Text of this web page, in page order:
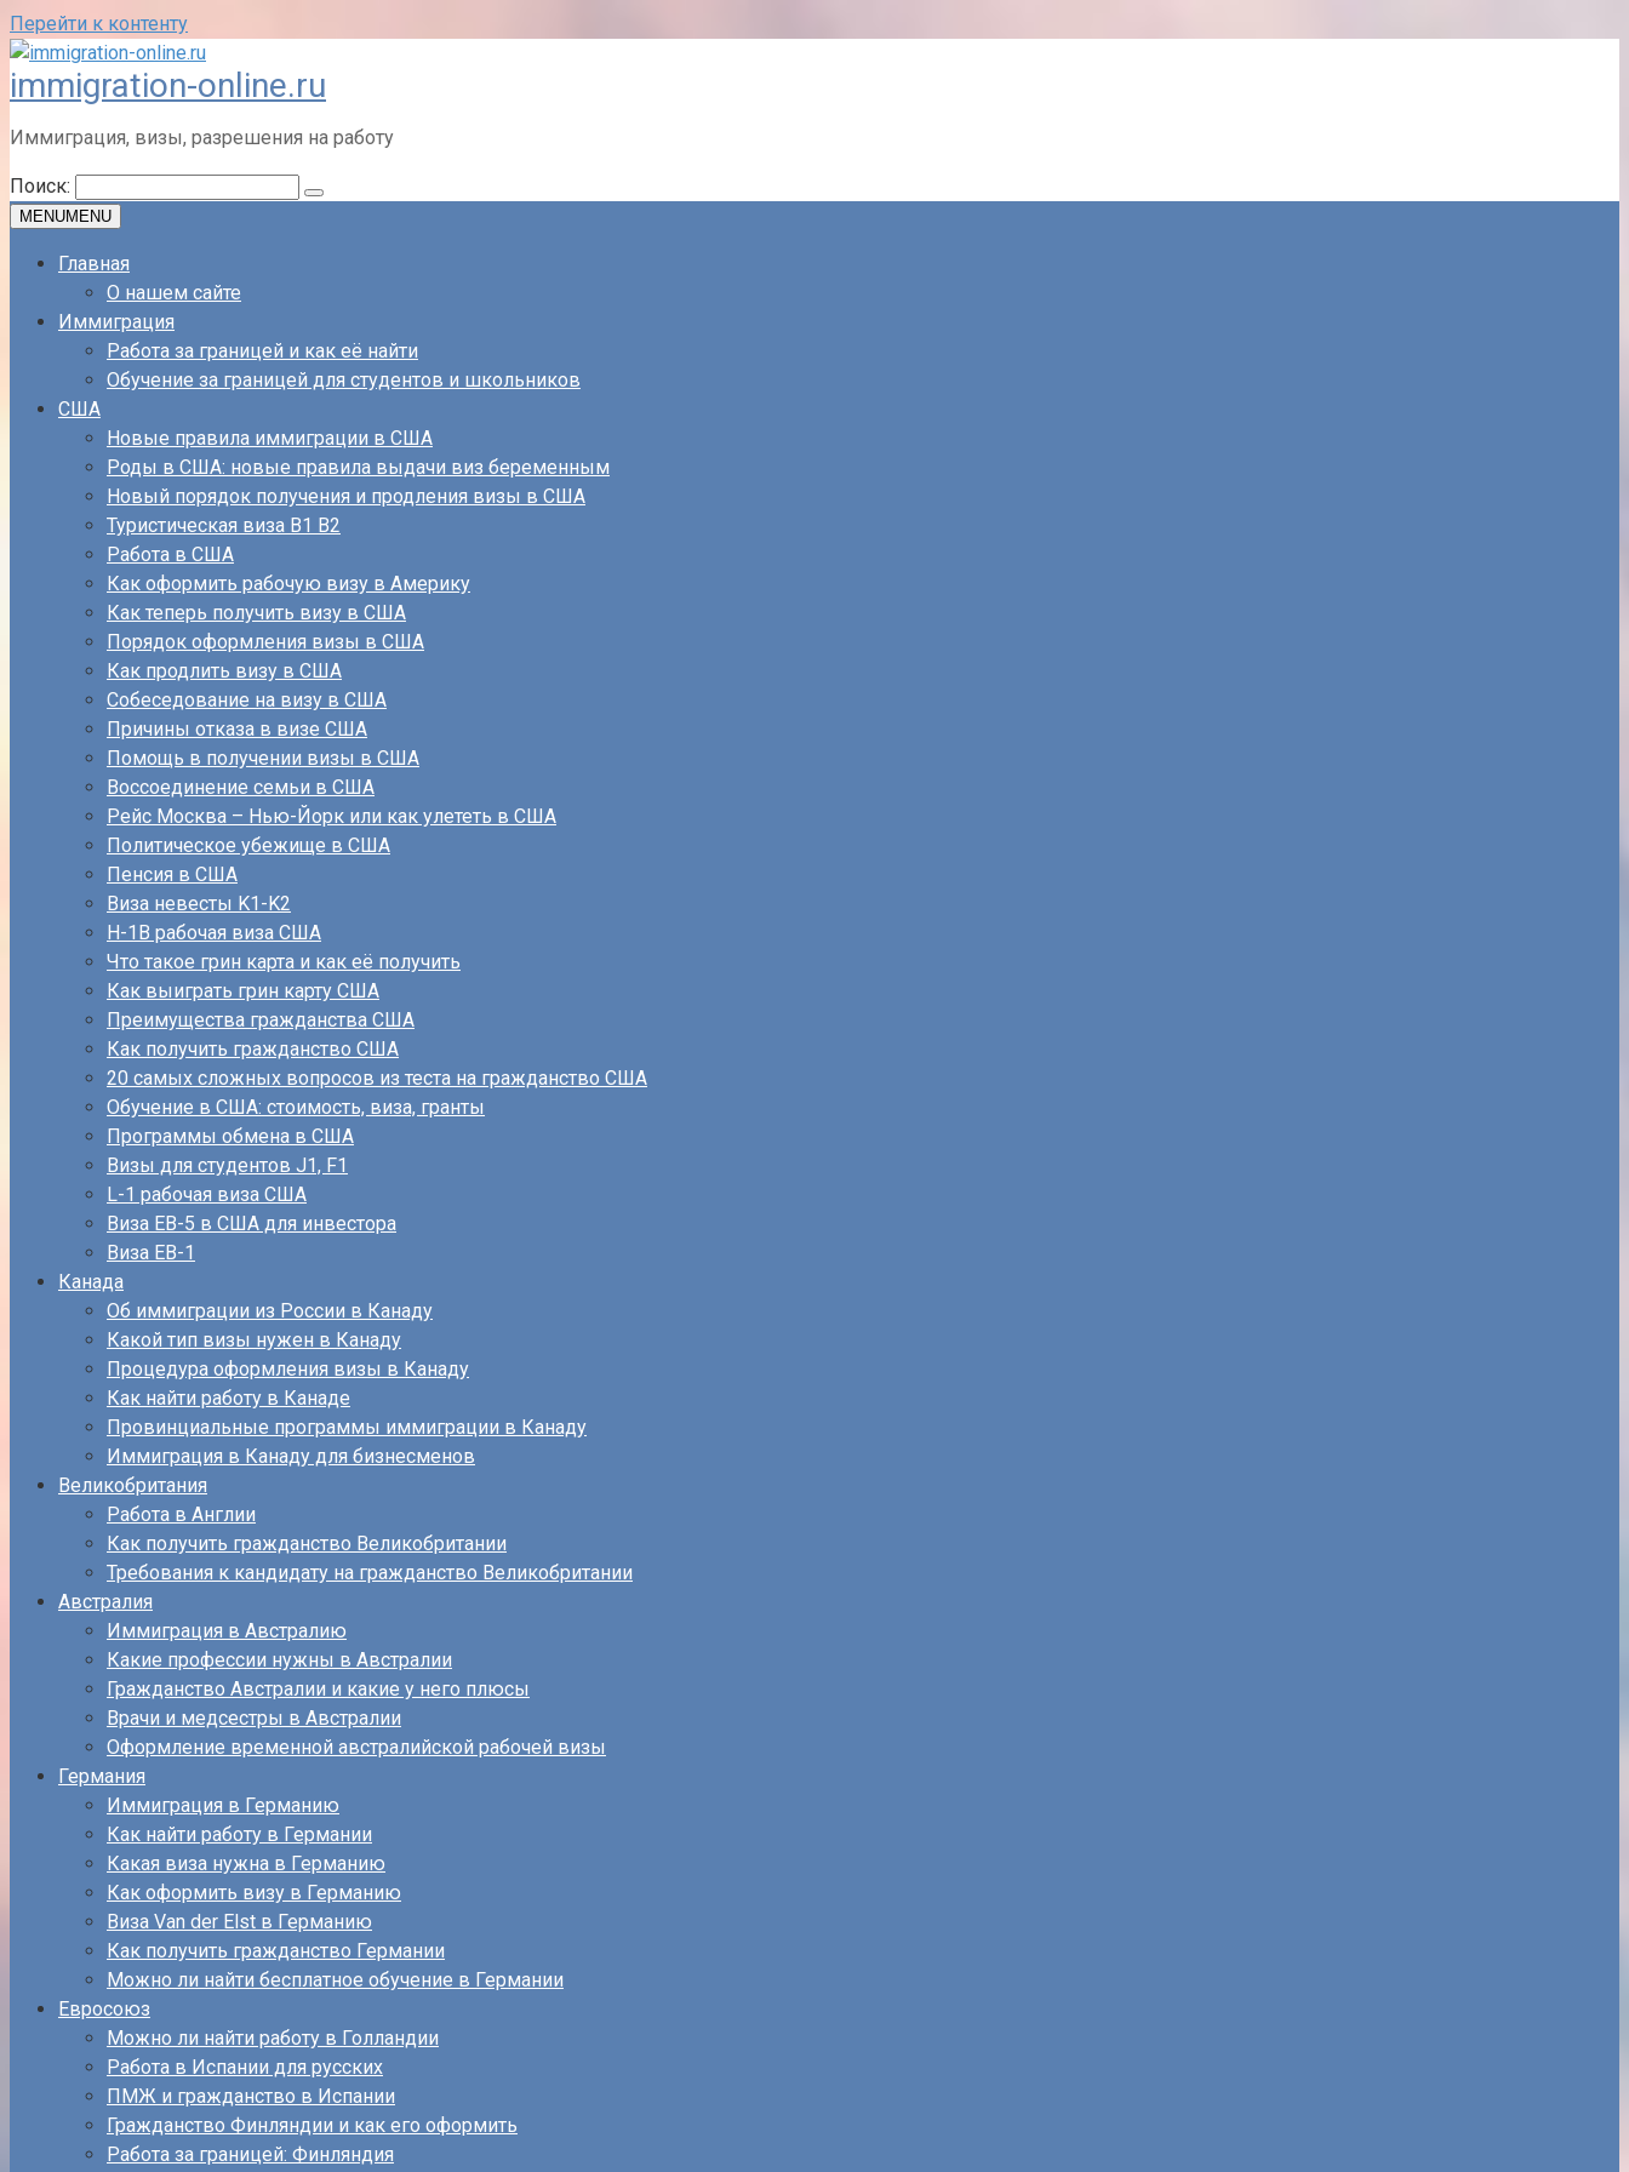
Перейти к контенту
immigration-online.ru
Иммиграция, визы, разрешения на работу
Поиск:
MENUMENU
Главная
О нашем сайте
Иммиграция
Работа за границей и как её найти
Обучение за границей для студентов и школьников
США
Новые правила иммиграции в США
Роды в США: новые правила выдачи виз беременным
Новый порядок получения и продления визы в США
Туристическая виза B1 B2
Работа в США
Как оформить рабочую визу в Америку
Как теперь получить визу в США
Порядок оформления визы в США
Как продлить визу в США
Собеседование на визу в США
Причины отказа в визе США
Помощь в получении визы в США
Воссоединение семьи в США
Рейс Москва – Нью-Йорк или как улететь в США
Политическое убежище в США
Пенсия в США
Виза невесты K1-K2
H-1B рабочая виза США
Что такое грин карта и как её получить
Как выиграть грин карту США
Преимущества гражданства США
Как получить гражданство США
20 самых сложных вопросов из теста на гражданство США
Обучение в США: стоимость, виза, гранты
Программы обмена в США
Визы для студентов J1, F1
L-1 рабочая виза США
Виза EB-5 в США для инвестора
Виза ЕВ-1
Канада
Об иммиграции из России в Канаду
Какой тип визы нужен в Канаду
Процедура оформления визы в Канаду
Как найти работу в Канаде
Провинциальные программы иммиграции в Канаду
Иммиграция в Канаду для бизнесменов
Великобритания
Работа в Англии
Как получить гражданство Великобритании
Требования к кандидату на гражданство Великобритании
Австралия
Иммиграция в Австралию
Какие профессии нужны в Австралии
Гражданство Австралии и какие у него плюсы
Врачи и медсестры в Австралии
Оформление временной австралийской рабочей визы
Германия
Иммиграция в Германию
Как найти работу в Германии
Какая виза нужна в Германию
Как оформить визу в Германию
Виза Van der Elst в Германию
Как получить гражданство Германии
Можно ли найти бесплатное обучение в Германии
Евросоюз
Можно ли найти работу в Голландии
Работа в Испании для русских
ПМЖ и гражданство в Испании
Гражданство Финляндии и как его оформить
Работа за границей: Финляндия